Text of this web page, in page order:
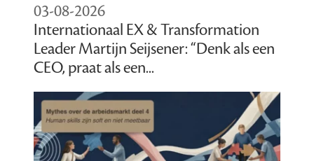
03-08-2026
Internationaal EX & Transformation
Leader Martijn Seijsener: “Denk als een
CEO, praat als een...